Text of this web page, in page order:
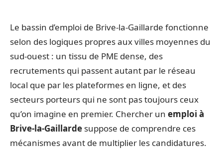
Le bassin d’emploi de Brive-la-Gaillarde fonctionne
selon des logiques propres aux villes moyennes du
sud-ouest : un tissu de PME dense, des
recrutements qui passent autant par le réseau
local que par les plateformes en ligne, et des
secteurs porteurs qui ne sont pas toujours ceux
qu’on imagine en premier. Chercher un emploi à
Brive-la-Gaillarde suppose de comprendre ces
mécanismes avant de multiplier les candidatures.